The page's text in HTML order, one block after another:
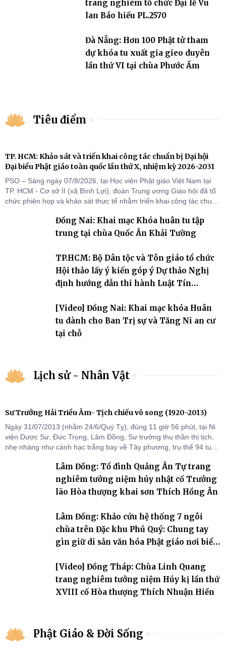
trang nghiêm tổ chức Đại lễ Vu
lan Báo hiếu PL.2570
Đà Nẵng: Hơn 100 Phật tử tham
dự khóa tu xuất gia gieo duyên
lần thứ VI tại chùa Phước Ấm
Tiêu điểm
TP. HCM: Khảo sát và triển khai công tác chuẩn bị Đại hội
Đại biểu Phật giáo toàn quốc lần thứ X, nhiệm kỳ 2026-2031
PSO – Sáng ngày 07/8/2026, tại Học viện Phật giáo Việt Nam tại
TP. HCM - Cơ sở II (xã Bình Lợi), đoàn Trung ương Giáo hội đã tổ
chức phiên họp và khảo sát thực tế nhằm triển khai công tác chuẩn
Đồng Nai: Khai mạc Khóa huân tu tập
trung tại chùa Quốc Ân Khải Tường
TP.HCM: Bộ Dân tộc và Tôn giáo tổ chức
Hội thảo lấy ý kiến góp ý Dự thảo Nghị
định hướng dẫn thi hành Luật Tín
[Video] Đồng Nai: Khai mạc khóa Huân
tu dành cho Ban Trị sự và Tăng Ni an cư
tại chỗ
Lịch sử - Nhân Vật
Sư Trưởng Hải Triều Âm- Tịch chiếu vô song (1920-2013)
Ngày 31/07/2013 (nhằm 24/6/Quý Tỵ), đúng 11 giờ 56 phút, tại Ni
viện Dược Sư, Đức Trọng, Lâm Đồng, Sư trưởng thu thần thị tịch,
nhẹ nhàng như cánh hạc trắng bay về Tây phương, trụ thế 94 tuổi
Lâm Đồng: Tổ đình Quảng Ân Tự trang
nghiêm tưởng niệm húy nhật cố Trưởng
lão Hòa thượng khai sơn Thích Hồng Ân
Lâm Đồng: Khảo cứu hệ thống 7 ngôi
chùa trên Đặc khu Phú Quý: Chung tay
gìn giữ di sản văn hóa Phật giáo nơi biển
[Video] Đồng Tháp: Chùa Linh Quang
trang nghiêm tưởng niệm Húy kị lần thứ
XVIII cố Hòa thượng Thích Nhuận Hiền
Phật Giáo & Đời Sống